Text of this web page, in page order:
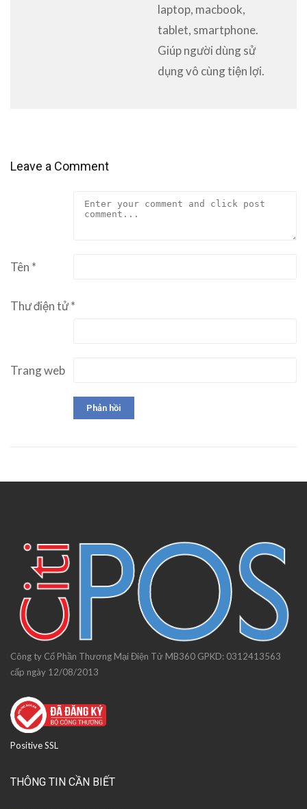
laptop, macbook,
tablet, smartphone.
Giúp người dùng sử
dụng vô cùng tiện lợi.
Leave a Comment
Tên *
Thư điện tử*
Trang web
Công ty Cổ Phần Thương Mại Điện Tử MB360 GPKD: 0312413563
cấp ngày 12/08/2013
Positive SSL
THÔNG TIN CẦN BIẾT